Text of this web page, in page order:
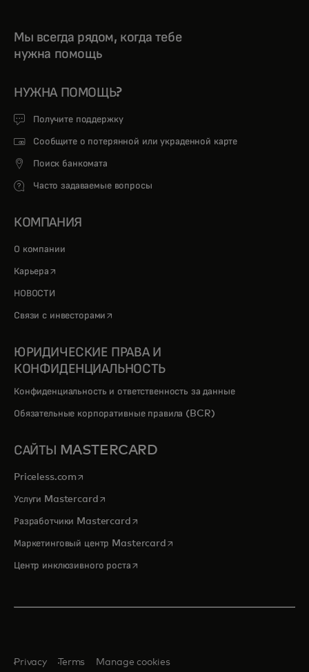
Мы всегда рядом, когда тебе
нужна помощь
НУЖНА ПОМОЩЬ?
Получите поддержку
Сообщите о потерянной или украденной карте
Поиск банкомата
Часто задаваемые вопросы
КОМПАНИЯ
О компании
Карьера opens in a new tab
НОВОСТИ
Связи с инвесторами opens in a new tab
ЮРИДИЧЕСКИЕ ПРАВА И
КОНФИДЕНЦИАЛЬНОСТЬ
Конфиденциальность и ответственность за данные
Обязательные корпоративные правила (BCR)
САЙТЫ MASTERCARD
Priceless.com opens in a new tab
Услуги Mastercardopens in a new tab
Разработчики Mastercardopens in a new tab
Маркетинговый центр Mastercardopens in a new tab
Центр инклюзивного ростаopens in a new tab
Privacy Terms Manage cookies